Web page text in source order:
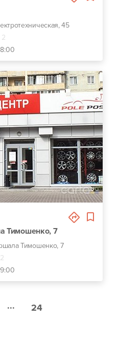
45
Тимошенко, 7
Тимошенко, 7
... 24